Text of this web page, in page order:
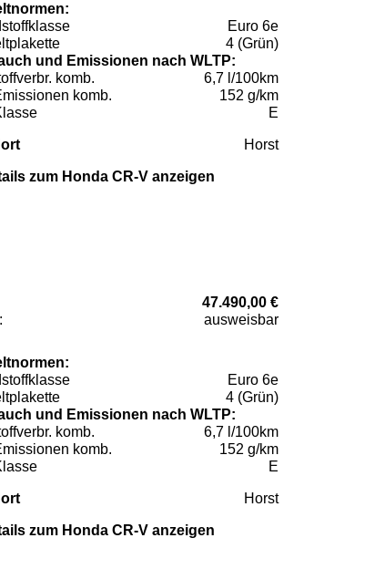
Euro 6e
4 (Grün)
und Emissionen nach WLTP:
komb.
6,7 l/100km
komb.
152 g/km
E
Horst
zum Honda CR-V anzeigen
47.490,00 €
ausweisbar
Euro 6e
4 (Grün)
und Emissionen nach WLTP:
komb.
6,7 l/100km
komb.
152 g/km
E
Horst
zum Honda CR-V anzeigen